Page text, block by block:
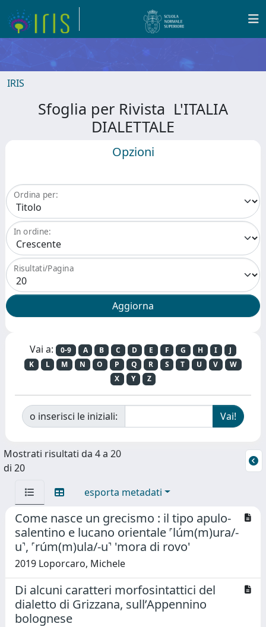
IRIS
Sfoglia per Rivista L'ITALIA
DIALETTALE
Opzioni
Ordina per:
In ordine:
Risultati/Pagina
Vai a: 0-9 A B C D E F G H I
J
K
L M N O P Q R S T U V
W
X
Y Z
o inserisci le iniziali:
Mostrati risultati da 4 a 20
di 20
esporta metadati
Come nasce un grecismo : il tipo apulo-
salentino e lucano orientale ˹lúm(m)ura/-
u˺, ˹rúm(m)ula/-u˺ 'mora di rovo'
2019 Loporcaro, Michele
Di alcuni caratteri morfosintattici del
dialetto di Grizzana, sull’Appennino
bolognese